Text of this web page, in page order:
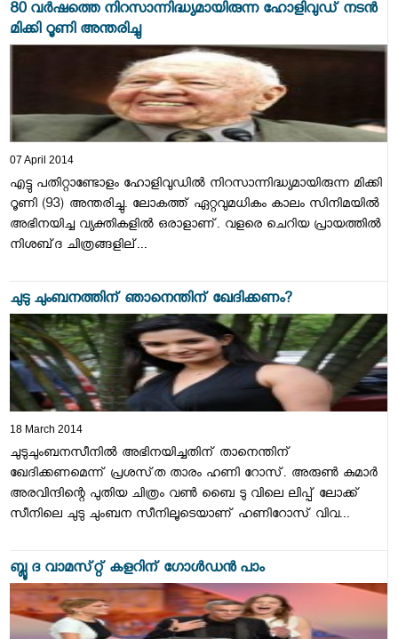
80 വര്‍ഷത്തെ നിറസാന്നിദ്ധ്യമായിരുന്ന ഹോളിവുഡ്‌ നടന്‍
മിക്കി റൂണി അന്തരിച്ചു
07 April 2014
എട്ടു പതിറ്റാണ്ടോളം ഹോളിവുഡില്‍ നിറസാന്നിദ്ധ്യമായിരുന്ന മിക്കി
റൂണി (93) അന്തരിച്ചു. ലോകത്ത്‌ ഏറ്റവുമധികം കാലം സിനിമയില്‍
അഭിനയിച്ച വ്യക്തികളില്‍ ഒരാളാണ്‌. വളരെ ചെറിയ പ്രായത്തില്‍
നിശബ്‌ദ ചിത്രങ്ങളില്...
ചുടു ചുംബനത്തിന്‌ ഞാനെന്തിന്‌ ഖേദിക്കണം?
18 March 2014
ചുടുചുംബനസീനില്‍ അഭിനയിച്ചതിന്‌ താനെന്തിന്‌
ഖേദിക്കണമെന്ന്‌ പ്രശസ്‌ത താരം ഹണി റോസ്‌. അരുണ്‍ കുമാര്‍
അരവിന്ദിന്റെ പുതിയ ചിത്രം വണ്‍ ബൈ ടു വിലെ ലിപ്പ് ലോക്ക്
സീനിലെ ചുടു ചുംബന സീനിലൂടെയാണ്‌ ഹണിറോസ്‌ വിവ...
ബ്ലൂ ദ വാമസ്‌റ്റ്‌ കളറിന്‌ ഗോള്‍ഡന്‍ പാം